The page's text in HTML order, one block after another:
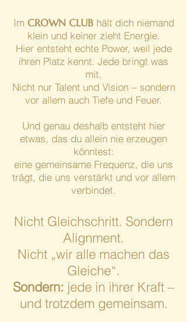
Im CROWN CLUBhält dich niemand
klein und keiner zieht Energie.
Hier entsteht echte Power, weil jede
ihren Platz kennt. Jede bringt was
mit.
Nicht nur Talent und Vision – sondern
vor allem auch Tiefe und Feuer.
Und genau deshalb entsteht hier
etwas, das du allein nie erzeugen
könntest:
eine gemeinsame Frequenz, die uns
trägt, die uns verstärkt und vor allem
verbindet.
Nicht Gleichschritt. Sondern
Alignment.
Nicht „wir alle machen das
Gleiche“.
Sondern: jede in ihrer Kraft –
und trotzdem gemeinsam.​